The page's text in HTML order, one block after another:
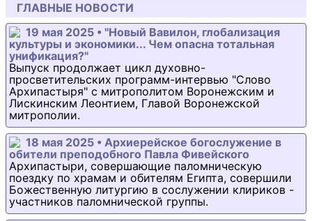
ГЛАВНЫЕ НОВОСТИ
19 мая 2025 • "Новый Вавилон, глобализация
культуры и экономики... Чем опасна тотальная
унификация?"
Выпуск продолжает цикл духовно-
просветительских программ-интервью "Слово
Архипастыря" с митрополитом Воронежским и
Лискинским Леонтием, Главой Воронежской
митрополии.
18 мая 2025 • Архиерейское богослужение в
обители преподобного Павла Фивейского
Архипастыри, совершающие паломническую
поездку по храмам и обителям Египта, совершили
Божественную литургию в сослужении клириков -
участников паломнической группы.